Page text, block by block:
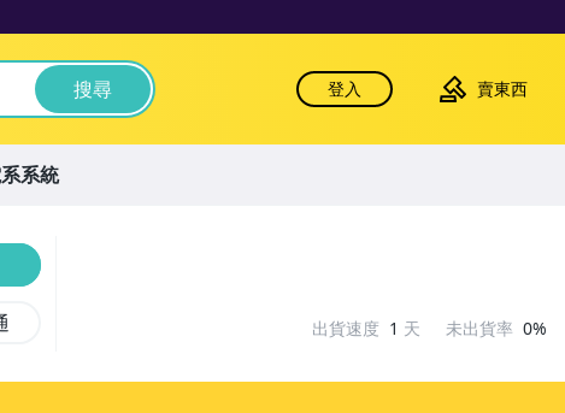
搜尋 登入 賣東西
出貨速度 1 天 未出貨率 0%
系統